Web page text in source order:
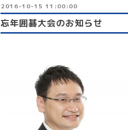
2016-10-15 11:00:00
忘年囲碁大会のお知らせ